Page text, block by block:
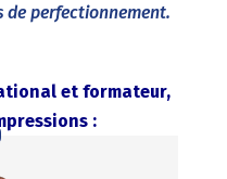
de perfectionnement.
et formateur,
: